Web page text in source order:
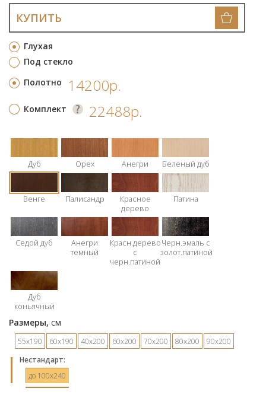
Глухая
Под стекло
КУПИТЬ
Полотно 14200р.
Комплект 22488р.
Дуб Орех Анегри Беленый дуб
Венге Палисандр
Красное
дерево
Патина
Седой дуб
Анегри
темный
Красн.дерево
с
черн.патиной
Черн.эмаль с
золот.патиной
Дуб
коньячный
Размеры, см
55х190 60х190 40х200 60х200 70х200 80х200
90х200
Hестандарт:
до 100x240